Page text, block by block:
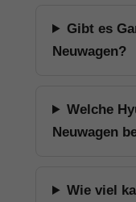
Gibt es
Neuwagen?
Welche
Neuwagen
Wie viel